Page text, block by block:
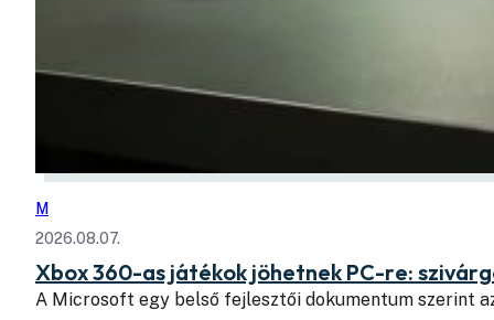
M
2026.08.07.
Xbox 360-as játékok jöhetnek PC-re:
A Microsoft egy belső fejlesztői dokumentum szerint